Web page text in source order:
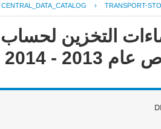
CENTRAL_DATA_CATALOG › TRANSPORT-
التخزين لحساب
- 2014